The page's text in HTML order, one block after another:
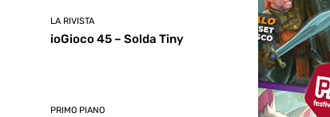
LA RIVISTA
ioGioco 45 – Solda Tiny
PRIMO PIANO